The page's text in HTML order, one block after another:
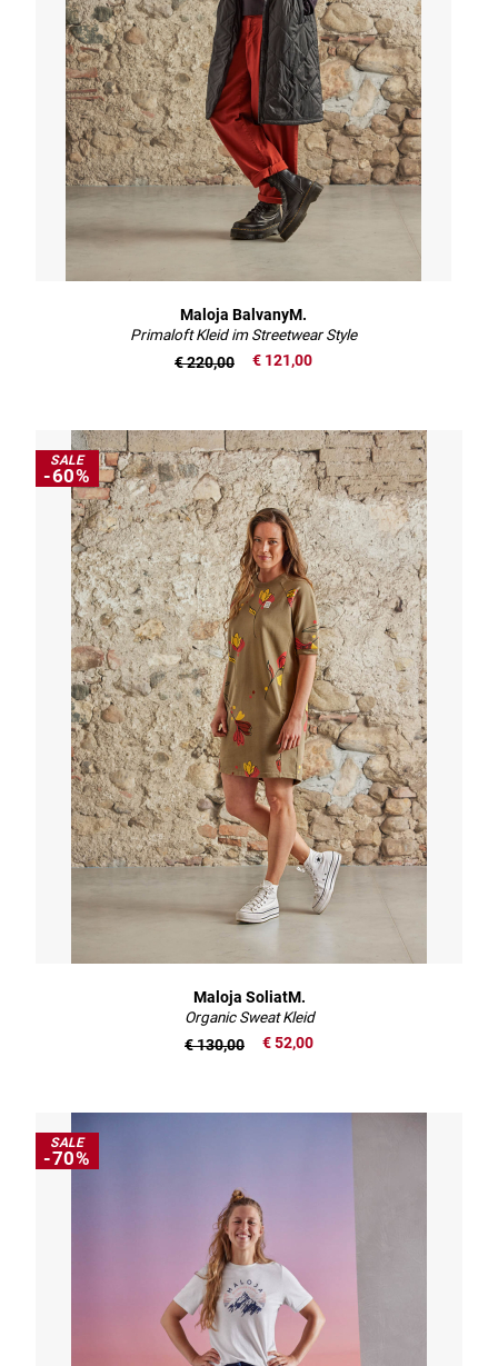
Maloja BalvanyM.
Primaloft Kleid im Streetwear Style
€ 121,00
€ 220,00
SALE
-60%
Maloja SoliatM.
Organic Sweat Kleid
€ 52,00
€ 130,00
SALE
-70%